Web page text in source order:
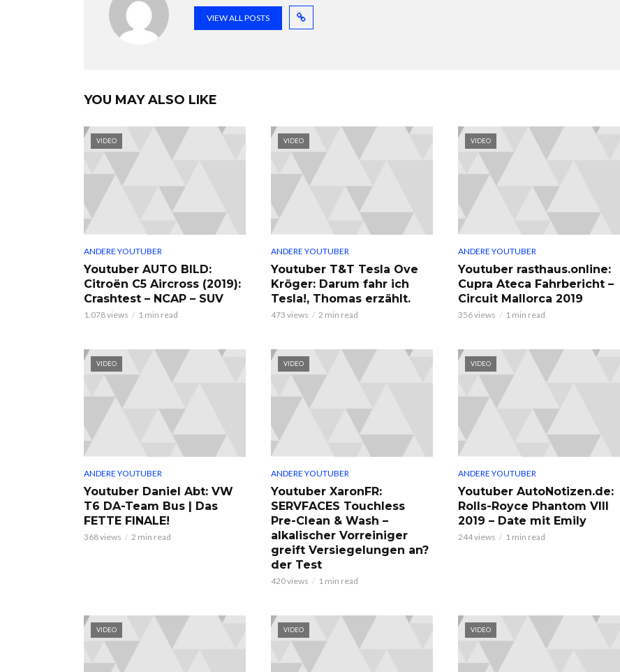
VIEW ALL POSTS
YOU MAY ALSO LIKE
VIDEO
ANDERE YOUTUBER
Youtuber AUTO BILD:
Citroën C5 Aircross (2019):
Crashtest – NCAP – SUV
1.078 views 1 min read
VIDEO
ANDERE YOUTUBER
Youtuber T&T Tesla Ove
Kröger: Darum fahr ich
Tesla!, Thomas erzählt.
473 views 2 min read
VIDEO
ANDERE YOUTUBER
Youtuber rasthaus.online:
Cupra Ateca Fahrbericht –
Circuit Mallorca 2019
356 views 1 min read
VIDEO
ANDERE YOUTUBER
Youtuber Daniel Abt: VW
T6 DA-Team Bus | Das
FETTE FINALE!
368 views 2 min read
VIDEO
ANDERE YOUTUBER
Youtuber XaronFR:
SERVFACES Touchless
Pre-Clean & Wash –
alkalischer Vorreiniger
greift Versiegelungen an?
der Test
420 views 1 min read
VIDEO
ANDERE YOUTUBER
Youtuber AutoNotizen.de:
Rolls-Royce Phantom VIII
2019 – Date mit Emily
244 views 1 min read
VIDEO VIDEO VIDEO